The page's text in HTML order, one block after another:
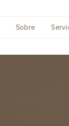
Sobre